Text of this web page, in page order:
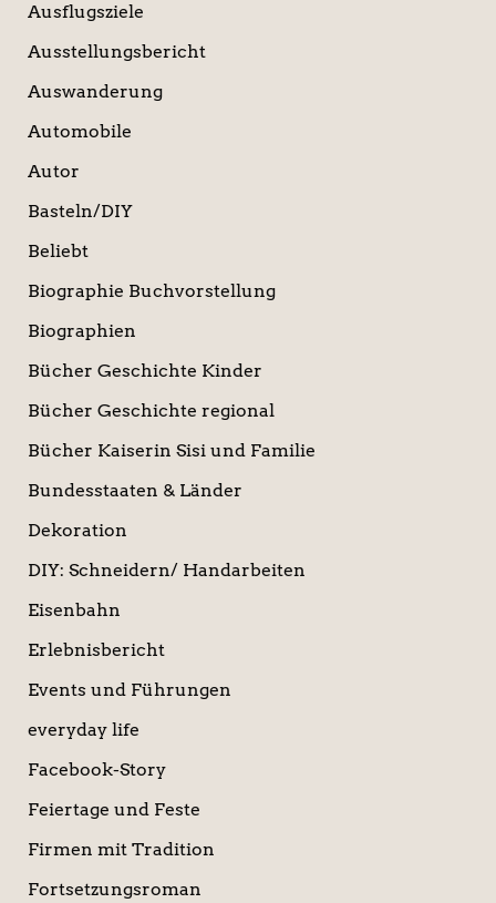
Ausflugsziele
Ausstellungsbericht
Auswanderung
Automobile
Autor
Basteln/DIY
Beliebt
Biographie Buchvorstellung
Biographien
Bücher Geschichte Kinder
Bücher Geschichte regional
Bücher Kaiserin Sisi und Familie
Bundesstaaten & Länder
Dekoration
DIY: Schneidern/ Handarbeiten
Eisenbahn
Erlebnisbericht
Events und Führungen
everyday life
Facebook-Story
Feiertage und Feste
Firmen mit Tradition
Fortsetzungsroman